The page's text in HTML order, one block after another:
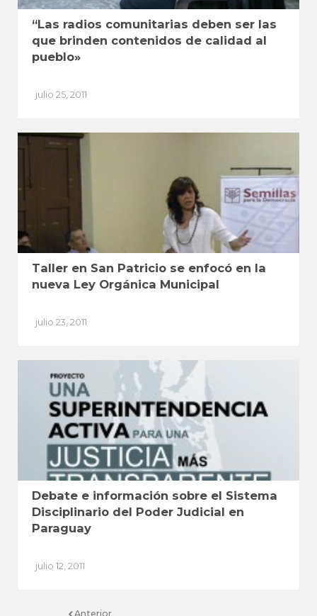
“Las radios comunitarias deben ser las
que brinden contenidos de calidad al
pueblo»
julio 25, 2011
Taller en San Patricio se enfocó en la
nueva Ley Orgánica Municipal
julio 23, 2011
Debate e información sobre el Sistema
Disciplinario del Poder Judicial en
Paraguay
julio 12, 2011
Anterior